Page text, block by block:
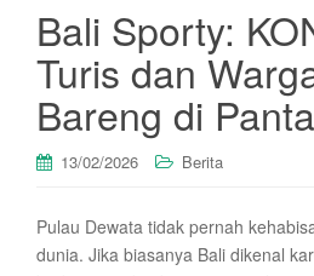
Bali Sporty:
Turis dan
Bareng di
13/02/2026 Berita
Pulau Dewata tidak pernah
dunia. Jika biasanya Bali dikenal